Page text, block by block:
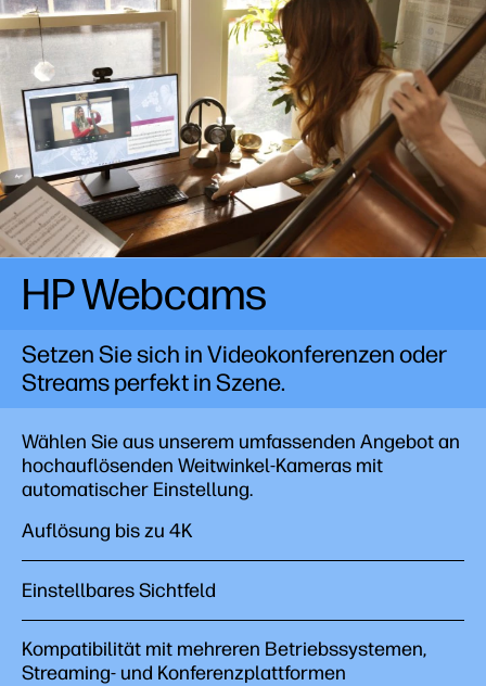
HP Webcams
Setzen Sie sich in Videokonferenzen oder
Streams perfekt in Szene.
Wählen Sie aus unserem umfassenden Angebot an
hochauflösenden Weitwinkel-Kameras mit
automatischer Einstellung.
Auflösung bis zu 4K
Einstellbares Sichtfeld
Kompatibilität mit mehreren Betriebssystemen,
Streaming- und Konferenzplattformen